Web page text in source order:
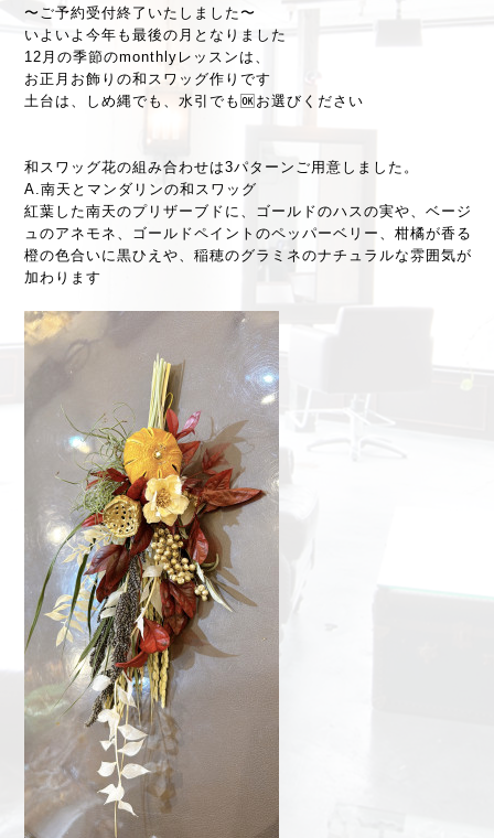
〜ご予約受付終了いたしました〜
いよいよ今年も最後の月となりました
12月の季節のmonthlyレッスンは、
お正月お飾りの和スワッグ作りです
土台は、しめ縄でも、水引でも🆗お選びください
和スワッグ花の組み合わせは3パターンご用意しました。
A.南天とマンダリンの和スワッグ
紅葉した南天のプリザーブドに、ゴールドのハスの実や、ベージ
ュのアネモネ、ゴールドペイントのペッパーベリー、柑橘が香る
橙の色合いに黒ひえや、稲穂のグラミネのナチュラルな雰囲気が
加わります